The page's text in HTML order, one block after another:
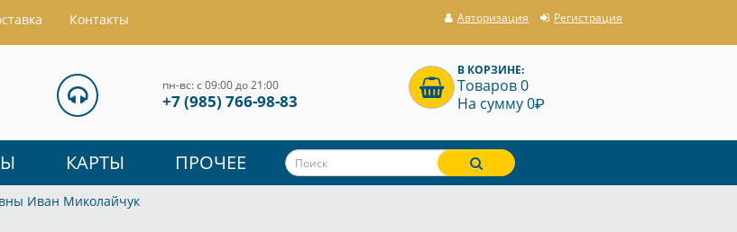
Контакты Авторизация Регистрация
пн-вс: с 09:00 до 21:00
+7 (985) 766-98-83
В КОРЗИНЕ:
Товаров 0
На сумму 0P
КАРТЫ ПРОЧЕЕ
Иван Миколайчук